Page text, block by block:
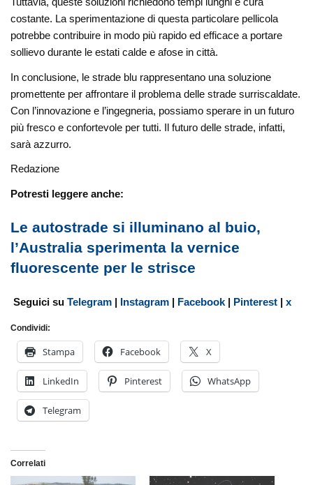
costante. La sperimentazione di questa particolare pellicola
potrebbe contribuire in modo più rapido ed efficace a portare
sollievo durante le estati calde e afose in città.
In conclusione, le strade blu rappresentano una soluzione
promettente per affrontare il problema delle strade surriscaldate.
Con l’innovazione e l’ingegneria, possiamo sperare in un futuro
più fresco e confortevole per tutti. Il futuro delle strade, infatti,
sarà azzurro.
Redazione
Potresti leggere anche:
Le autostrade si illuminano al buio,
l’Australia sperimenta la vernice
fluorescente per le strisce
Seguici suTelegram | Instagram | Facebook | Pinterest |x
Condividi:
Stampa Facebook X
LinkedIn Pinterest WhatsApp
Telegram
Correlati